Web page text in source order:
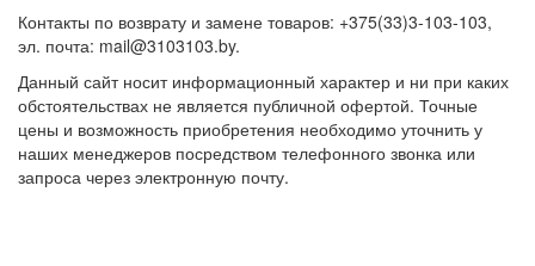
Контакты по возврату и замене товаров: +375(33)3-103-103,
эл. почта: mail@3103103.by.
Данный сайт носит информационный характер и ни при каких
обстоятельствах не является публичной офертой. Точные
цены и возможность приобретения необходимо уточнить у
наших менеджеров посредством телефонного звонка или
запроса через электронную почту.